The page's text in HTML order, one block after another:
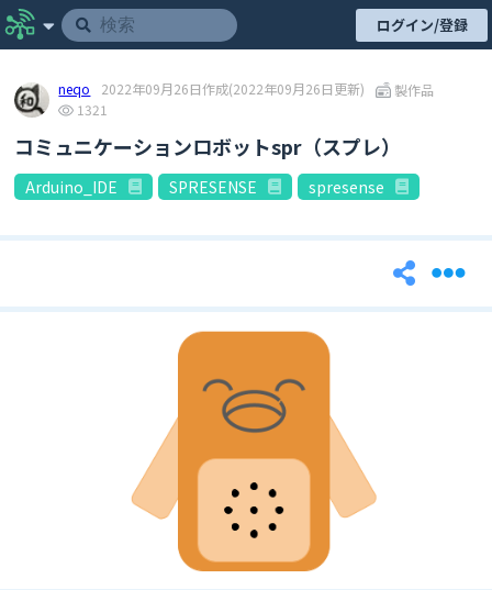
ログイン/登録
neqo 2022年09月26日作成(2022年09月26日更新)
製作品
1321
コミュニケーションロボットspr（スプレ）
Arduino_IDE SPRESENSE spresense